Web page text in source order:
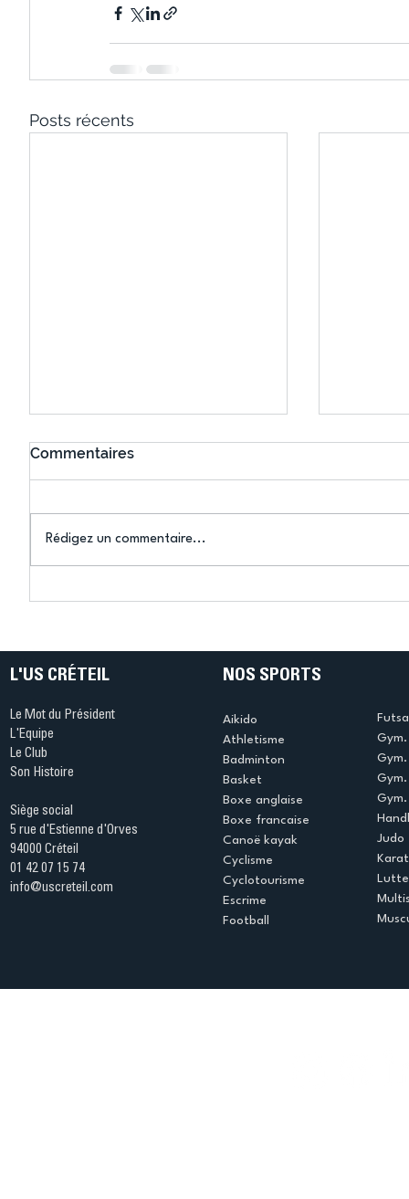
Posts récents
Commentaires
Rédigez un commentaire...
L'US CRÉTEIL
Le Mot du Président
L'Equipe
Le Club
Son Histoire
Siège social
5 rue d'Estienne d'Orves
94000 Créteil
01 42 07 15 74
info@uscreteil.com
NOS SPORTS
Aikido
Athletisme
Badminton
Basket
Boxe anglaise
Boxe francaise
Canoë kayak
Cyclisme
Cyclotourisme
Escrime
Football
Judo
Lutte